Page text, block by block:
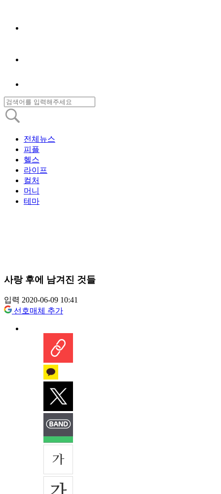
전체뉴스
피플
헬스
라이프
컬처
머니
테마
사랑 후에 남겨진 것들
입력 2020-06-09 10:41
선호매체 추가